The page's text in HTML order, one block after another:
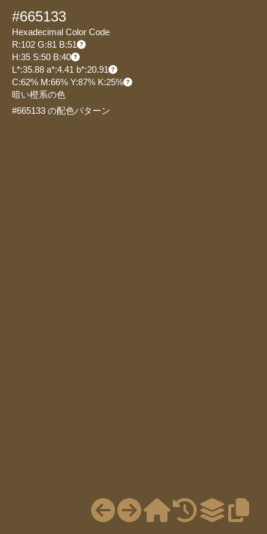
#665133
Hexadecimal Color Code
R:102 G:81 B:51
H:35 S:50 B:40
L*:35.88 a*:4.41 b*:20.91
C:62% M:66% Y:87% K:25%
暗い橙系の色
#665133 の配色パターン